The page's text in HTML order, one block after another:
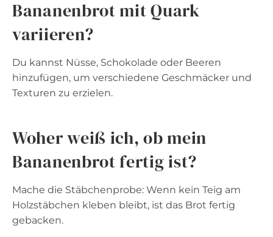
Bananenbrot mit Quark
variieren?
Du kannst Nüsse, Schokolade oder Beeren
hinzufügen, um verschiedene Geschmäcker und
Texturen zu erzielen.
Woher weiß ich, ob mein
Bananenbrot fertig ist?
Mache die Stäbchenprobe: Wenn kein Teig am
Holzstäbchen kleben bleibt, ist das Brot fertig
gebacken.